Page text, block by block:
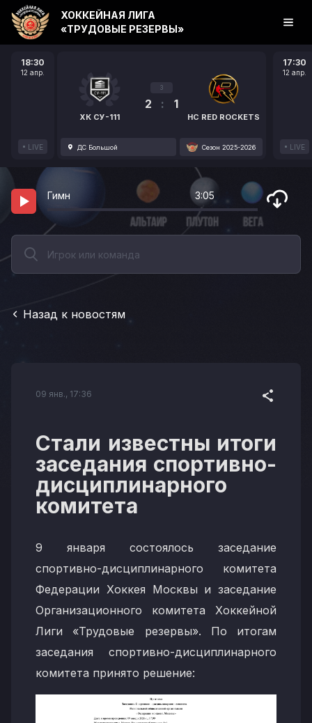
18:30
12 апр.
LIVE
ХК СУ-111
3
2 : 1
HC RED ROCKETS
ДС Большой Сезон 2025-2026
17:30
12 апр.
LIVE
ХОККЕЙНАЯ ЛИГА
«ТРУДОВЫЕ РЕЗЕРВЫ»
Гимн 3:05
Назад к новостям
09 янв., 17:36
Стали известны итоги
заседания спортивно-
дисциплинарного
комитета
9 января состоялось заседание
спортивно-дисциплинарного комитета
Федерации Хоккея Москвы и заседание
Организационного комитета Хоккейной
Лиги «Трудовые резервы». По итогам
заседания спортивно-дисциплинарного
комитета принято решение: